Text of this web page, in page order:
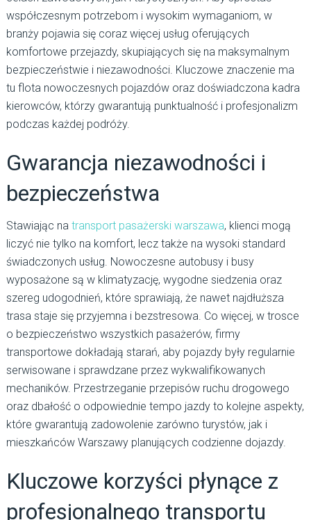
współczesnym potrzebom i wysokim wymaganiom, w
branży pojawia się coraz więcej usług oferujących
komfortowe przejazdy, skupiających się na maksymalnym
bezpieczeństwie i niezawodności. Kluczowe znaczenie ma
tu flota nowoczesnych pojazdów oraz doświadczona kadra
kierowców, którzy gwarantują punktualność i profesjonalizm
podczas każdej podróży.
Gwarancja niezawodności i
bezpieczeństwa
Stawiając na transport pasażerski warszawa, klienci mogą
liczyć nie tylko na komfort, lecz także na wysoki standard
świadczonych usług. Nowoczesne autobusy i busy
wyposażone są w klimatyzację, wygodne siedzenia oraz
szereg udogodnień, które sprawiają, że nawet najdłuższa
trasa staje się przyjemna i bezstresowa. Co więcej, w trosce
o bezpieczeństwo wszystkich pasażerów, firmy
transportowe dokładają starań, aby pojazdy były regularnie
serwisowane i sprawdzane przez wykwalifikowanych
mechaników. Przestrzeganie przepisów ruchu drogowego
oraz dbałość o odpowiednie tempo jazdy to kolejne aspekty,
które gwarantują zadowolenie zarówno turystów, jak i
mieszkańców Warszawy planujących codzienne dojazdy.
Kluczowe korzyści płynące z
profesjonalnego transportu